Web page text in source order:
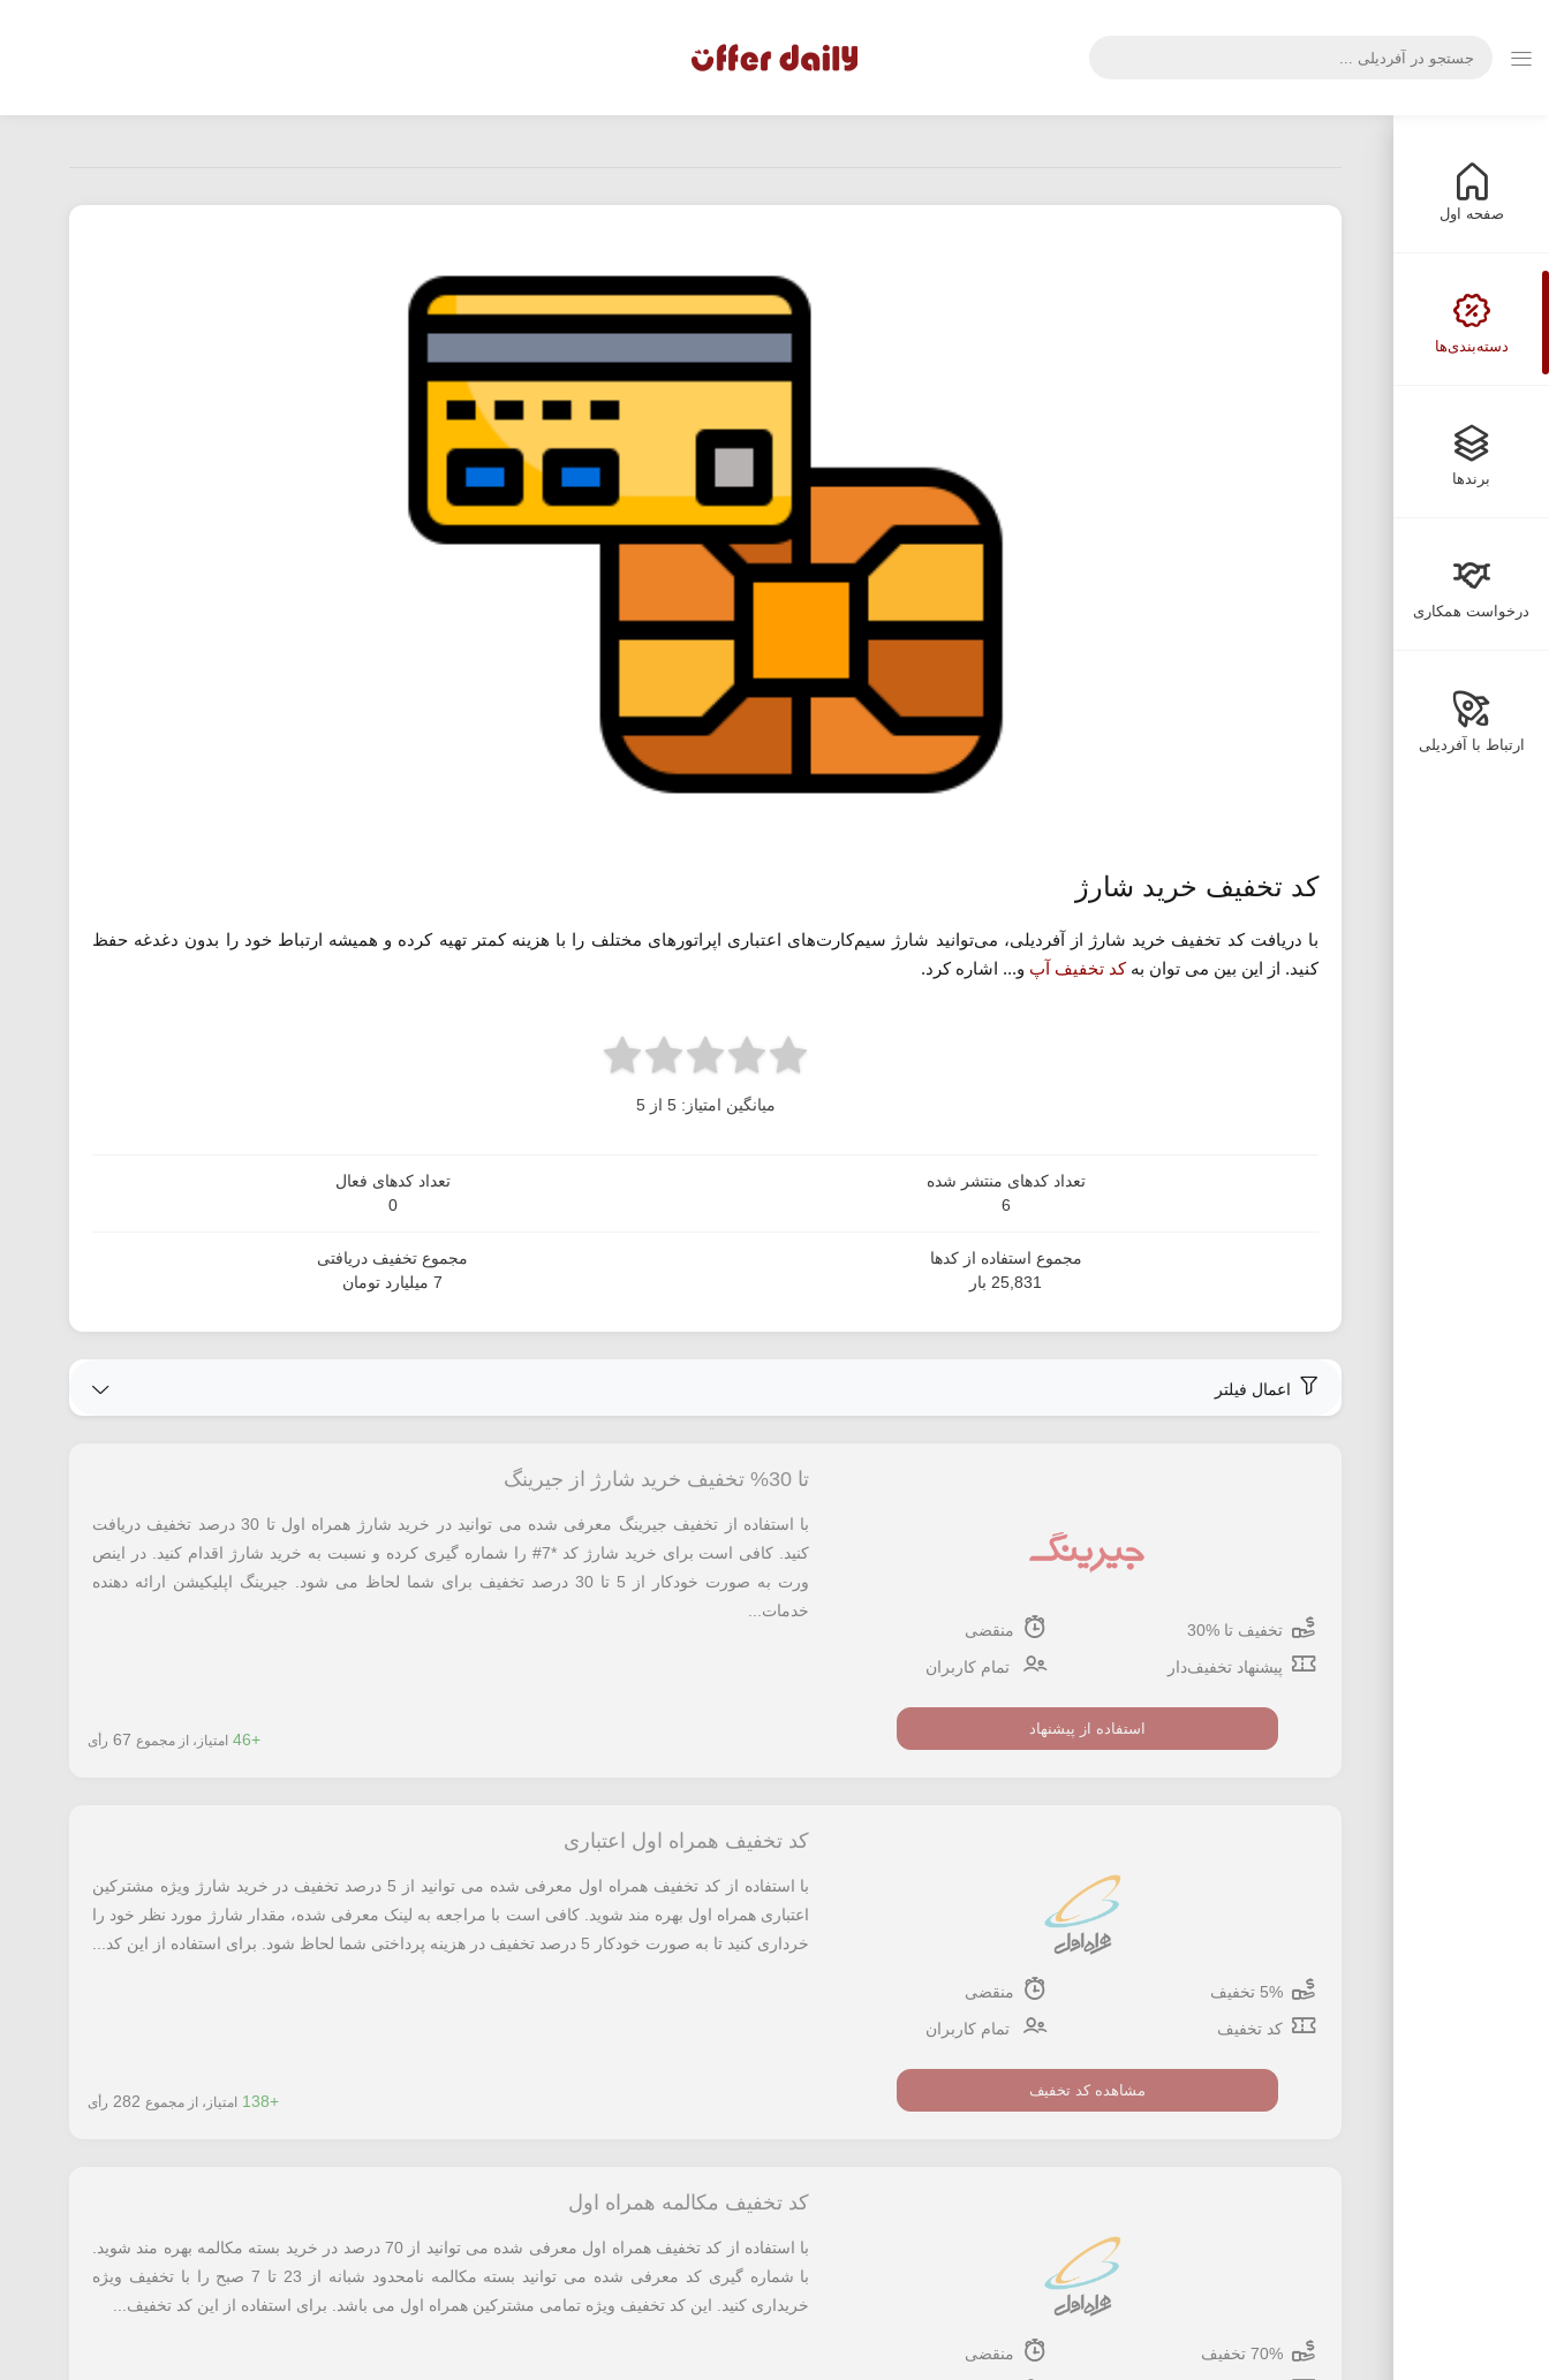
صفحه اول
دسته‌بندی‌ها
برندها
درخواست همکاری
ارتباط با آفردیلی
کد تخفیف خرید شارژ
با دریافت کد تخفیف خرید شارژ از آفردیلی، می‌توانید شارژ سیم‌کارت‌های اعتباری اپراتورهای مختلف را با هزینه کمتر تهیه کرده و همیشه ارتباط خود را بدون دغدغه حفظ
کنید. از این بین می توان بهکد تخفیف آپ و... اشاره کرد.
میانگین امتیاز: 5 از 5
تعداد کدهای منتشر شده
6
تعداد کدهای فعال
0
مجموع استفاده از کدها
25,831 بار
مجموع تخفیف دریافتی
7 میلیارد تومان
اعمال فیلتر
تخفیف تا %30
منقضی
پیشنهاد تخفیف‌دار
تمام کاربران
استفاده از پیشنهاد
تا 30% تخفیف خرید شارژ از جیرینگ
با استفاده از تخفیف جیرینگ معرفی شده می توانید در خرید شارژ همراه اول تا 30 درصد تخفیف دریافت
کنید. کافی است برای خرید شارژ کد *7# را شماره گیری کرده و نسبت به خرید شارژ اقدام کنید. در اینص
ورت به صورت خودکار از 5 تا 30 درصد تخفیف برای شما لحاظ می شود. جیرینگ اپلیکیشن ارائه دهنده
خدمات...
+46 امتیاز، از مجموع 67 رأی
منقضی
کد تخفیف
تمام کاربران
مشاهده کد تخفیف
کد تخفیف همراه اول اعتباری
با استفاده از کد تخفیف همراه اول معرفی شده می توانید از 5 درصد تخفیف در خرید شارژ ویژه مشترکین
اعتباری همراه اول بهره مند شوید. کافی است با مراجعه به لینک معرفی شده، مقدار شارژ مورد نظر خود را
خرداری کنید تا به صورت خودکار 5 درصد تخفیف در هزینه پرداختی شما لحاظ شود. برای استفاده از این کد...
+138 امتیاز، از مجموع 282 رأی
منقضی
کد تخفیف مکالمه همراه اول
با استفاده از کد تخفیف همراه اول معرفی شده می توانید از 70 درصد در خرید بسته مکالمه بهره مند شوید.
با شماره گیری کد معرفی شده می توانید بسته مکالمه نامحدود شبانه از 23 تا 7 صبح را با تخفیف ویژه
خریداری کنید. این کد تخفیف ویژه تمامی مشترکین همراه اول می باشد. برای استفاده از این کد تخفیف...